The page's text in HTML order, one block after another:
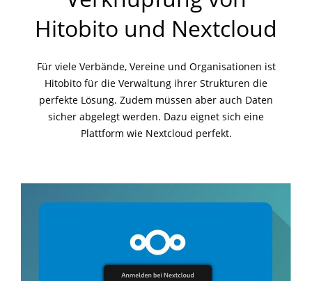
Hitobito und Nextcloud
Für viele Verbände, Vereine und Organisationen ist
Hitobito für die Verwaltung ihrer Strukturen die
perfekte Lösung. Zudem müssen aber auch Daten
sicher abgelegt werden. Dazu eignet sich eine
Plattform wie Nextcloud perfekt.